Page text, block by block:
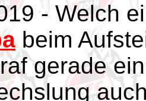
- Welch
beim
gerade